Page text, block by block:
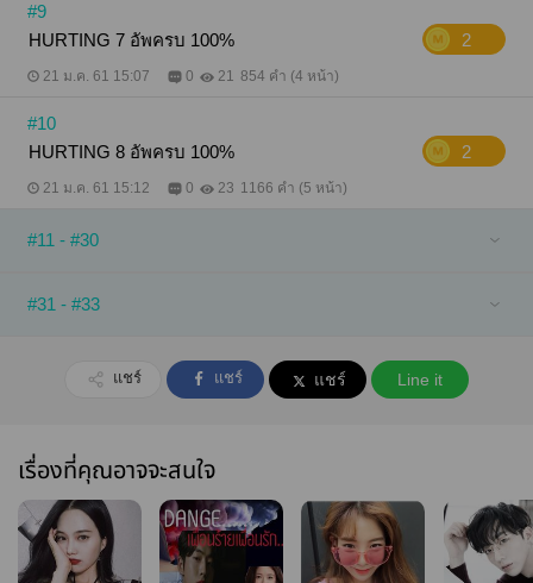
#9
HURTING 7 อัพครบ 100%
2
21 ม.ค. 61 15:07 0 21 854 คำ (4 หน้า)
#10
HURTING 8 อัพครบ 100%
2
21 ม.ค. 61 15:12 0 23 1166 คำ (5 หน้า)
#11 - #30
#31 - #33
แชร์ แชร์ แชร์ Line it
เรื่องที่คุณอาจจะสนใจ